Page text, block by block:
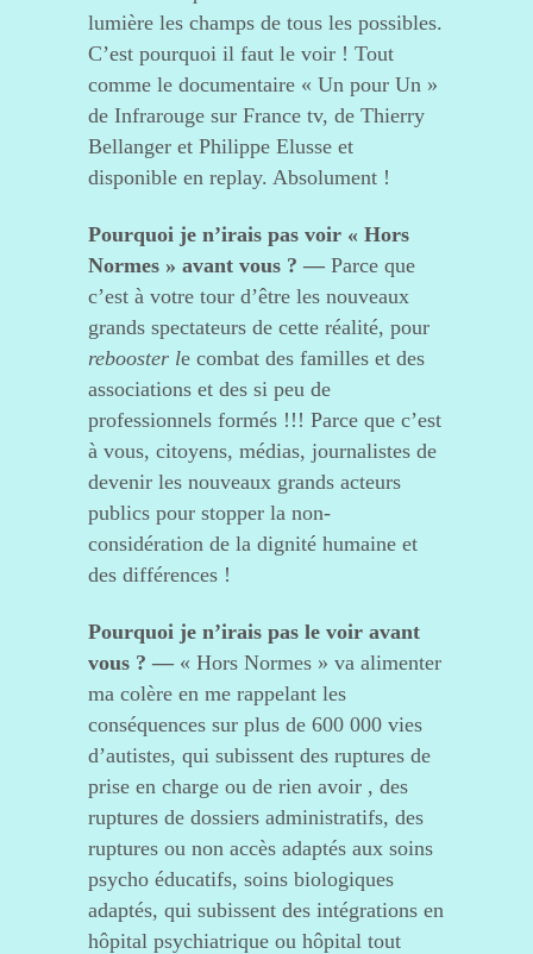
lumière les champs de tous les possibles.
C’est pourquoi il faut le voir ! Tout
comme le documentaire « Un pour Un »
de Infrarouge sur France tv, de Thierry
Bellanger et Philippe Elusse et
disponible en replay. Absolument !
Pourquoi je n’irais pas voir « Hors
Normes » avant vous ? — Parce que
c’est à votre tour d’être les nouveaux
grands spectateurs de cette réalité, pour
rebooster le combat des familles et des
associations et des si peu de
professionnels formés !!! Parce que c’est
à vous, citoyens, médias, journalistes de
devenir les nouveaux grands acteurs
publics pour stopper la non-
considération de la dignité humaine et
des différences !
Pourquoi je n’irais pas le voir avant
vous ? — « Hors Normes » va alimenter
ma colère en me rappelant les
conséquences sur plus de 600 000 vies
d’autistes, qui subissent des ruptures de
prise en charge ou de rien avoir , des
ruptures de dossiers administratifs, des
ruptures ou non accès adaptés aux soins
psycho éducatifs, soins biologiques
adaptés, qui subissent des intégrations en
hôpital psychiatrique ou hôpital tout